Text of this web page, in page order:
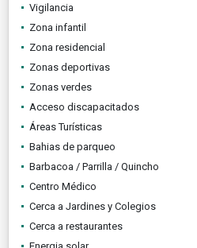
Vigilancia
Zona infantil
Zona residencial
Zonas deportivas
Zonas verdes
Acceso discapacitados
Áreas Turísticas
Bahias de parqueo
Barbacoa / Parrilla / Quincho
Centro Médico
Cerca a Jardines y Colegios
Cerca a restaurantes